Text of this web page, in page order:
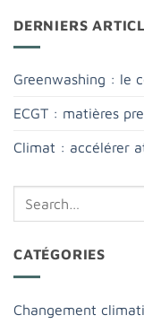
DERNIERS
Greenwashing : le
ECGT : matières
Climat : accélérer
CATÉGORIES
Changement